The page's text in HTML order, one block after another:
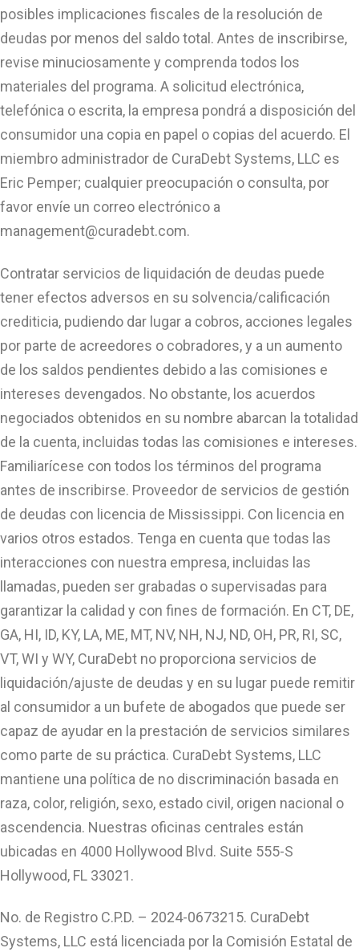
posibles implicaciones fiscales de la resolución de
deudas por menos del saldo total. Antes de inscribirse,
revise minuciosamente y comprenda todos los
materiales del programa. A solicitud electrónica,
telefónica o escrita, la empresa pondrá a disposición del
consumidor una copia en papel o copias del acuerdo. El
miembro administrador de CuraDebt Systems, LLC es
Eric Pemper; cualquier preocupación o consulta, por
favor envíe un correo electrónico a
management@curadebt.com.
Contratar servicios de liquidación de deudas puede
tener efectos adversos en su solvencia/calificación
crediticia, pudiendo dar lugar a cobros, acciones legales
por parte de acreedores o cobradores, y a un aumento
de los saldos pendientes debido a las comisiones e
intereses devengados. No obstante, los acuerdos
negociados obtenidos en su nombre abarcan la totalidad
de la cuenta, incluidas todas las comisiones e intereses.
Familiarícese con todos los términos del programa
antes de inscribirse. Proveedor de servicios de gestión
de deudas con licencia de Mississippi. Con licencia en
varios otros estados. Tenga en cuenta que todas las
interacciones con nuestra empresa, incluidas las
llamadas, pueden ser grabadas o supervisadas para
garantizar la calidad y con fines de formación. En CT, DE,
GA, HI, ID, KY, LA, ME, MT, NV, NH, NJ, ND, OH, PR, RI, SC,
VT, WI y WY, CuraDebt no proporciona servicios de
liquidación/ajuste de deudas y en su lugar puede remitir
al consumidor a un bufete de abogados que puede ser
capaz de ayudar en la prestación de servicios similares
como parte de su práctica. CuraDebt Systems, LLC
mantiene una política de no discriminación basada en
raza, color, religión, sexo, estado civil, origen nacional o
ascendencia. Nuestras oficinas centrales están
ubicadas en 4000 Hollywood Blvd. Suite 555-S
Hollywood, FL 33021.
No. de Registro C.P.D. – 2024-0673215. CuraDebt
Systems, LLC está licenciada por la Comisión Estatal de